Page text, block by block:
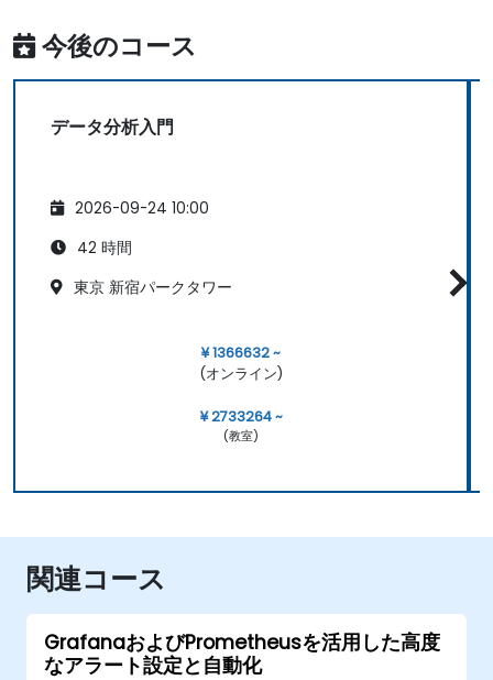
今後のコース
データ分析入門
2026-09-24 10:00
42 時間
東京 新宿パークタワー
¥ 1366632 ~
(オンライン)
¥ 2733264 ~
(教室)
関連コース
GrafanaおよびPrometheusを活用した高度
なアラート設定と自動化